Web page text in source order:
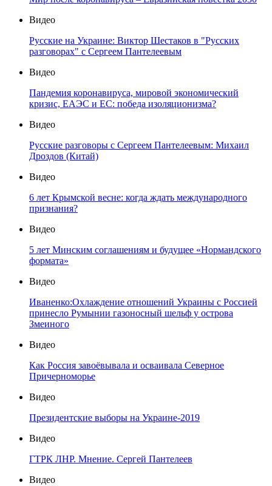
Видео
Русские на Украине: Виктор Шестаков в "Русских
разговорах" с Сергеем Пантелеевым
Видео
Пандемия коронавируса, мировой экономический
кризис, ЕАЭС и ЕС: победа изоляционизма?
Видео
Русские разговоры с Сергеем Пантелеевым: Михаил
Дроздов (Китай)
Видео
6 лет Крымской весне: когда ждать международного
признания?
Видео
5 лет Минским соглашениям и будущее «Нормандского
формата»
Видео
Иваненко:Охлаждение отношений Украины с Россией
принесло Румынии газоносный шельф у острова
Змеиного
Видео
Как Россия завоёвывала и осваивала Северное
Причерноморье
Видео
Президентские выборы на Украине-2019
Видео
ГТРК ЛНР. Мнение. Сергей Пантелеев
Видео